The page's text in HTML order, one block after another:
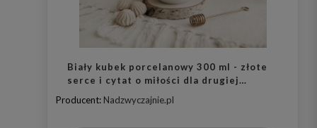
Biały kubek porcelanowy 300 ml - złote
serce i cytat o miłości dla drugiej
połówki na walentynki
Producent: Nadzwyczajnie.pl